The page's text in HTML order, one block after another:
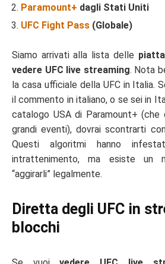
Paramount+ dagli Stati Uniti
UFC Fight Pass (Globale)
Siamo arrivati alla lista delle
vedere UFC live streaming. Nota
la casa ufficiale della UFC in Italia.
il commento in italiano, o se sei in
catalogo USA di Paramount+
grandi eventi), dovrai scontrarti
Questi algoritmi hanno
intrattenimento, ma esiste un
“aggirarli” legalmente.
Diretta degli UFC in
blocchi